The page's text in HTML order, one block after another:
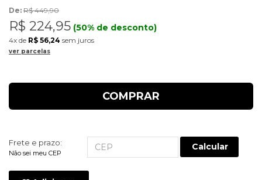
De: R$ 449,90
R$ 224,95 (50% de desconto)
4x de R$ 56,24 sem juros
ver parcelas
COMPRAR
Frete e prazo:
Não sei meu CEP
Calcular